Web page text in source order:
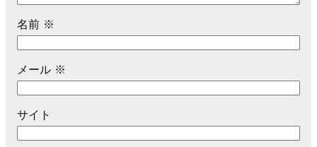
名前 ※
メール ※
サイト